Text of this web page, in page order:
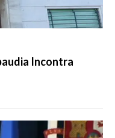
Incontra